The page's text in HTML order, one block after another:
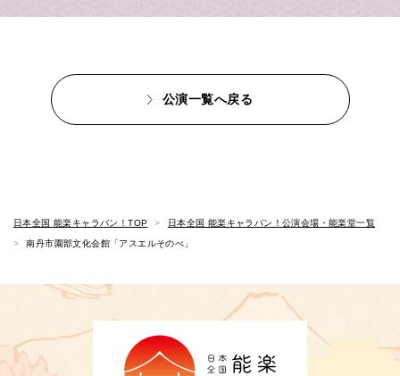
公演一覧へ戻る
日本全国 能楽キャラバン！TOP 日本全国 能楽キャラバン！公演会場・能楽堂一覧
南丹市園部文化会館「アスエルそのべ」